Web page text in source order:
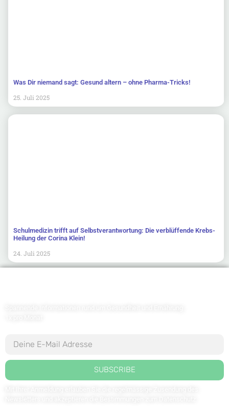
Was Dir niemand sagt: Gesund altern – ohne Pharma-Tricks!
25. Juli 2025
Schulmedizin trifft auf Selbstverantwortung: Die verblüffende Krebs-
Heilung der Corina Klein!
24. Juli 2025
SUBSCRIBE